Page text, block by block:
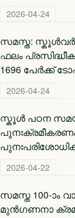
2026-04-24
സമസ്ത:
ഫലം
1696 പേര്‍ക്ക്
2026-04-24
സ്കൂള്‍ പഠന
2026-04-22
സമസ്ത 100-ാം
മുന്‍ഗണനാ